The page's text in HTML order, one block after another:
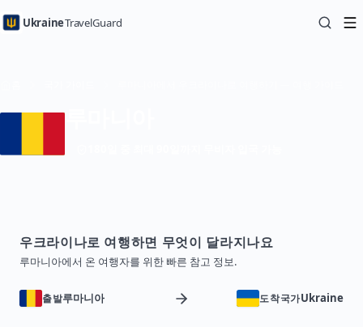
UkraineTravelGuard
우크라이나로 여행하면 무엇이 달라지나요
루마니아에서 온 여행자를 위한 빠른 참고 정보.
출발루마니아 도착국가Ukraine